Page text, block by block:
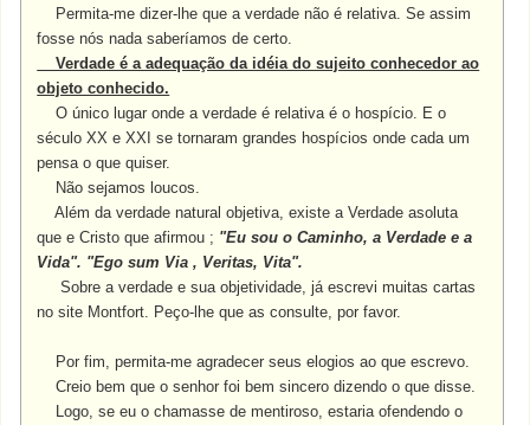
Permita-me dizer-lhe que a verdade não é relativa. Se assim
fosse nós nada saberíamos de certo.
Verdade é a adequação da idéia do sujeito conhecedor ao
objeto conhecido.
O único lugar onde a verdade é relativa é o hospício. E o
século XX e XXI se tornaram grandes hospícios onde cada um
pensa o que quiser.
Não sejamos loucos.
Além da verdade natural objetiva, existe a Verdade asoluta
que e Cristo que afirmou ; "Eu sou o Caminho, a Verdade e a
Vida". "Ego sum Via , Veritas, Vita".
Sobre a verdade e sua objetividade, já escrevi muitas cartas
no site Montfort. Peço-lhe que as consulte, por favor.
Por fim, permita-me agradecer seus elogios ao que escrevo.
Creio bem que o senhor foi bem sincero dizendo o que disse.
Logo, se eu o chamasse de mentiroso, estaria ofendendo o